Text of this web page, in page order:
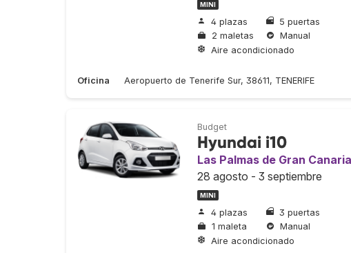
MINI
4 plazas
5 puertas
2 maletas
Manual
Aire acondicionado
Oficina Aeropuerto de Tenerife Sur, 38611, TENERIFE
Budget
Hyundai i10
Las Palmas de Gran Canaria
28 agosto - 3 septiembre
MINI
4 plazas
3 puertas
1 maleta
Manual
Aire acondicionado